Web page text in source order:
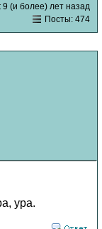
9 (и более) лет назад
Посты: 474
ура.